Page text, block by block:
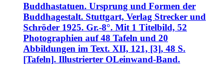
Buddhastatuen. Ursprung und Formen der
Buddhagestalt. Stuttgart, Verlag Strecker und
Schröder 1925. Gr.-8°. Mit 1 Titelbild, 52
Photographien auf 48 Tafeln und 20
Abbildungen im Text. XII, 121, [3], 48 S.
[Tafeln]. Illustrierter OLeinwand-Band.